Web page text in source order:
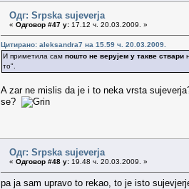
Одг: Srpska sujeverja
« Одговор #47 у: 17.12 ч. 20.03.2009. »
Цитирано: aleksandra7 на 15.59 ч. 20.03.2009.
И приметила сам пошто не верујем у такве ствари
то".
A zar ne mislis da je i to neka vrsta
se?
Одг: Srpska sujeverja
« Одговор #48 у: 19.48 ч. 20.03.2009. »
pa ja sam upravo to rekao, to je isto